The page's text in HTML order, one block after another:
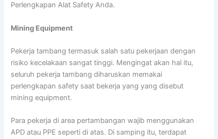
Perlengkapan Alat Safety Anda.
Mining Equipment
Pekerja tambang termasuk salah satu pekerjaan dengan
risiko kecelakaan sangat tinggi. Mengingat akan hal itu,
seluruh pekerja tambang diharuskan memakai
perlengkapan safety saat bekerja yang yang disebut
mining equipment.
Para pekerja di area pertambangan wajib menggunakan
APD atau PPE seperti di atas. Di samping itu, terdapat